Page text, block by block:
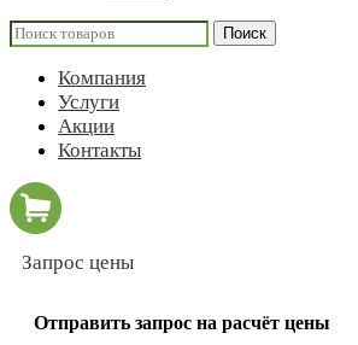
Поиск
Компания
Услуги
Акции
Контакты
Запрос цены
Отправить запрос на расчёт цены